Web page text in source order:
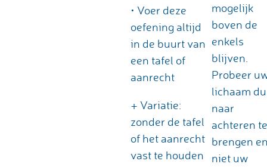
• Voer deze
oefening altijd
in de buurt van
een tafel of
aanrecht
+ Variatie:
zonder de tafel
of het aanrecht
vast te houden
mogelijk
boven de
enkels
blijven.
Probeer
lichaam
naar
achteren te
brengen
niet uw